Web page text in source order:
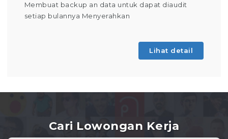
data untuk dapat diaudit
mengoperasikan
Cari Lowongan Kerja